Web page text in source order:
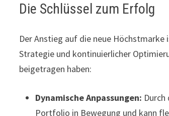
Die Schlüssel zum Erfolg
Der Anstieg auf die neue
Strategie und kontinuierlicher
beigetragen haben:
Dynamische Anpassungen:
Portfolio in Bewegung und kann